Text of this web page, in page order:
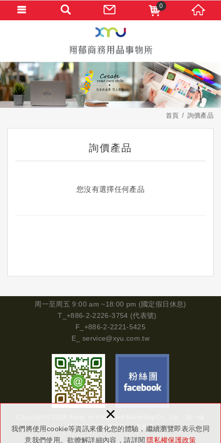
我們將使用cookie等資訊來優化您的體驗，繼續瀏覽即表示您同
意我們使用。欲瞭解詳細內容，請詳閱 隱私權保護政策
×
首頁 詢價產品
詢價產品
您沒有選擇任何產品
周一至周五 9:00 am ~18:00 pm (國定假日休息)
T_+886-2-2226-3754 (代表號)
F_+886-2-2221-5425
E_ service@xyu.com.tw
Copyright © 2024 Xiang Yu Integrated Marketing Co., Ltd.．
號29134302 網頁設計 : 多米諾
0